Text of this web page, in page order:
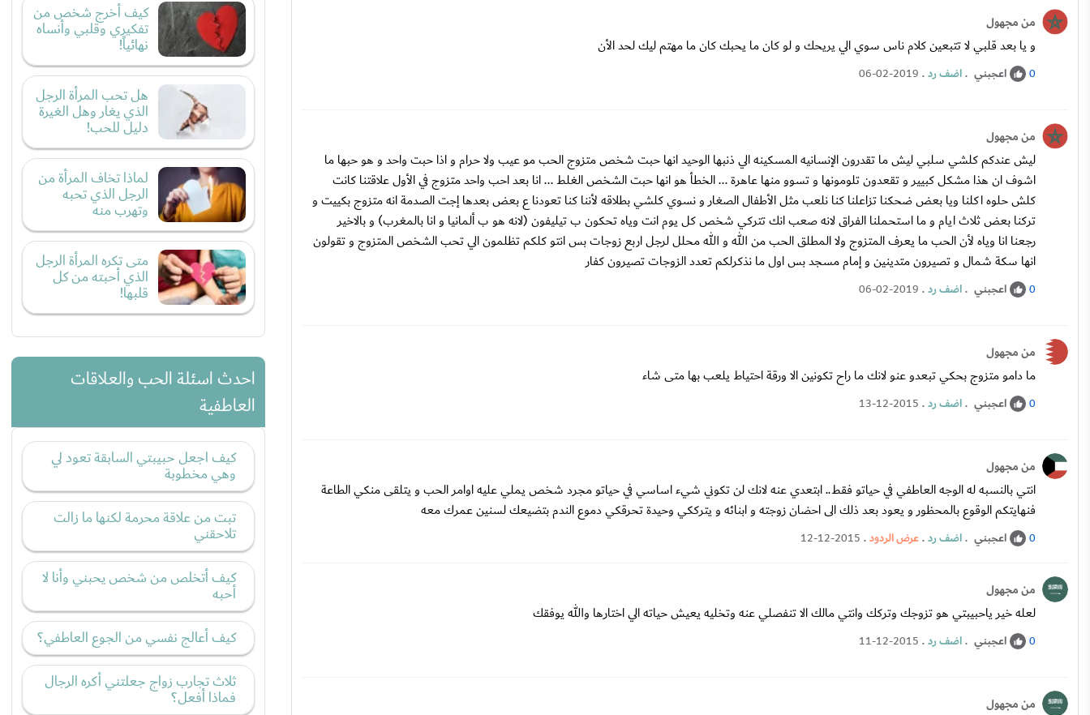
من مجهول
و يا بعد قلبي لا تتبعين كلام ناس سوي الي يريحك و لو كان ما يحبك كان ما مهتم ليك لحد الأن
0 اعجبني .اضف رد.
06-02-2019
من مجهول
ليش عندكم كلشي سلبي ليش ما تقدرون الإنسانيه المسكينه الي ذنبها الوحيد انها حبت شخص متزوج الحب مو عيب ولا حرام و اذا حبت واحد و هو حبها ما
اشوف ان هذا مشكل كبيير و تقعدون تلومونها و تسوو منها عاهرة ... الخطأ هو انها حبت الشخص الغلط ... انا بعد احب واحد متزوج في الأول علاقتنا كانت
كلش حلوه اكلنا ويا بعض ضحكنا تزاعلنا كنا نلعب مثل الأطفال الصغار و نسوي كلشي بطلاقه لأننا كنا تعودنا ع بعض بعدها إجت الصدمة انه متزوج بكييت و
تركنا بعض ثلاث ايام و ما استحملنا الفراق لانه صعب انك تتركي شخص كل يوم انت وياه تحكون ب تيليفون (لانه هو ب ألمانيا و انا بالمغرب) و بالاخير
رجعنا انا وياه لأن الحب ما يعرف المتزوج ولا المطلق الحب من الله و الله محلل لرجل اربع زوجات بس انتو كلكم تظلمون الي تحب الشخص المتزوج و تقولون
انها سكة شمال و تصيرون متدينين و إمام مسجد بس اول ما نذكرلكم تعدد الزوجات تصيرون كفار
0 اعجبني .اضف رد.
06-02-2019
من مجهول
ما دامو متزوج بحكي تبعدو عنو لانك ما راح تكونين الا ورقة احتياط يلعب بها متى شاء
0 اعجبني .اضف رد.
13-12-2015
من مجهول
انتي بالنسبه له الوجه العاطفي في حياتو فقط.. ابتعدي عنه لانك لن تكوني شيء اساسي في حياتو مجرد شخص يملي عليه اوامر الحب و يتلقى منكي الطاعة
فنهايتكم الوقوع بالمحظور و يعود بعد ذلك الى احضان زوجته و ابنائه و يترككي وحيدة تحرقكي دموع الندم بتضيعك لسنين عمرك معه
0 اعجبني .اضف رد.عرض الردود.
12-12-2015
من مجهول
لعله خير ياحبيبتي هو تزوجك وتركك وانتي مالك الا تنفصلي عنه وتخليه يعيش حياته الي اختارها والله يوفقك
0 اعجبني .اضف رد.
11-12-2015
من مجهول
كيف أخرج شخص من
تفكيري وقلبي وأنساه
نهائياً!
هل تحب المرأة الرجل
الذي يغار وهل الغيرة
دليل للحب!
لماذا تخاف المرأة من
الرجل الذي تحبه
وتهرب منه
متى تكره المرأة الرجل
الذي أحبته من كل
قلبها!
احدث اسئلة الحب والعلاقات
العاطفية
كيف اجعل حبيبتي السابقة تعود لي
وهي مخطوبة
تبت من علاقة محرمة لكنها ما زالت
تلاحقني
كيف أتخلص من شخص يحبني وأنا لا
أحبه
كيف أعالج نفسي من الجوع العاطفي؟
ثلاث تجارب زواج جعلتني أكره الرجال
فماذا أفعل؟